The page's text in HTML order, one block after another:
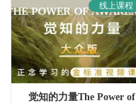
线上课程
觉知的力量The Power of